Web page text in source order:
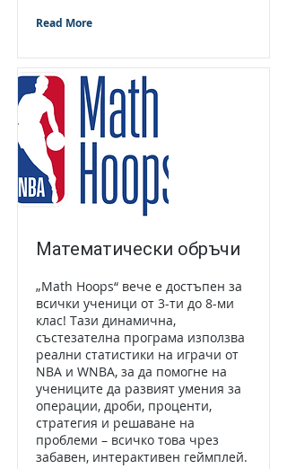
Read More
Математически обръчи
„Math Hoops“ вече е достъпен за
всички ученици от 3-ти до 8-ми
клас! Тази динамична,
състезателна програма използва
реални статистики на играчи от
NBA и WNBA, за да помогне на
учениците да развият умения за
операции, дроби, проценти,
стратегия и решаване на
проблеми – всичко това чрез
забавен, интерактивен геймплей.